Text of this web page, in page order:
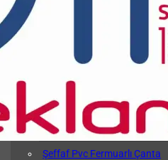
Hasta Bileklikleri
Pvc Sözlük Kabı
Şeffaf Pvc Kart Kılıfı
Şeffaf Pvc Fermuarlı Çanta